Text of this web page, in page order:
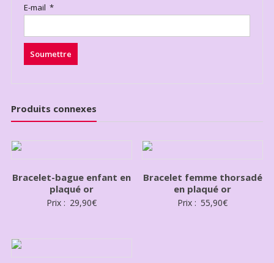
E-mail *
Produits connexes
Bracelet-bague enfant en
plaqué or
Prix : 29,90€
Bracelet femme thorsadé
en plaqué or
Prix : 55,90€